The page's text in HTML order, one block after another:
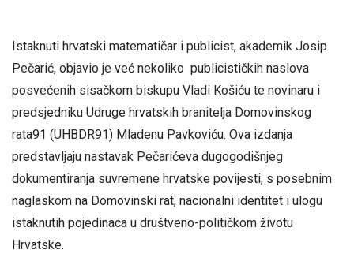
Istaknuti hrvatski matematičar i publicist, akademik Josip
Pečarić, objavio je već nekoliko publicističkih naslova
posvećenih sisačkom biskupu Vladi Košiću te novinaru i
predsjedniku Udruge hrvatskih branitelja Domovinskog
rata91 (UHBDR91) Mladenu Pavkoviću. Ova izdanja
predstavljaju nastavak Pečarićeva dugogodišnjeg
dokumentiranja suvremene hrvatske povijesti, s posebnim
naglaskom na Domovinski rat, nacionalni identitet i ulogu
istaknutih pojedinaca u društveno-političkom životu
Hrvatske.